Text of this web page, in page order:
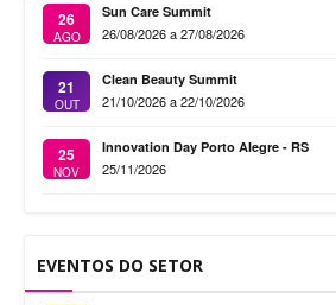
26
AGO
Sun Care Summit
26/08/2026 a 27/08/2026
21
OUT
Clean Beauty Summit
21/10/2026 a 22/10/2026
25
NOV
Innovation Day Porto Alegre - RS
25/11/2026
EVENTOS DO SETOR